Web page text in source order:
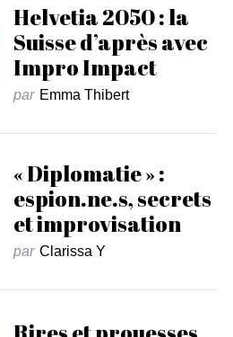
Helvetia 2050 : la
Suisse d’après avec
Impro Impact
par Emma Thibert
« Diplomatie » :
espion.ne.s, secrets
et improvisation
par Clarissa Y